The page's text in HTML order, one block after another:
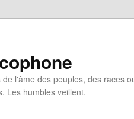
l'âme des peuples, des races
Les humbles veillent.